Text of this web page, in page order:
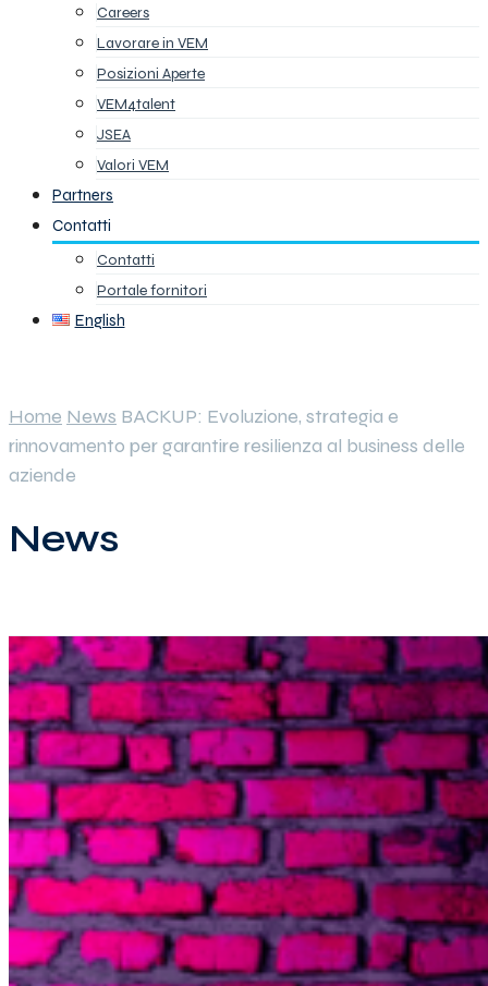
Careers
Lavorare in VEM
Posizioni Aperte
VEM4talent
JSEA
Valori VEM
Partners
Contatti
Contatti
Portale fornitori
English
Home News BACKUP: Evoluzione, strategia e
rinnovamento per garantire resilienza al business delle
aziende
News